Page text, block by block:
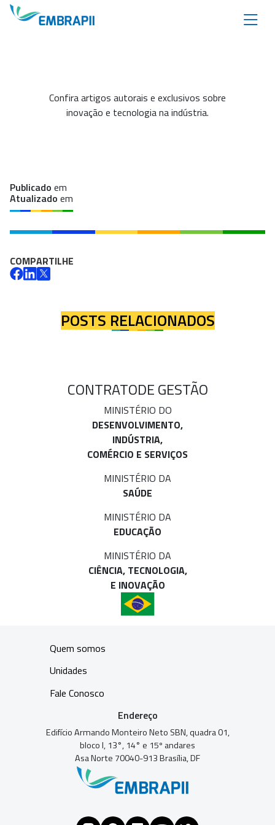
Confira artigos autorais e exclusivos sobre
inovação e tecnologia na indústria.
Publicado em
Atualizado em
COMPARTILHE
POSTS RELACIONADOS
CONTRATODE GESTÃO
MINISTÉRIO DO
DESENVOLVIMENTO,
INDÚSTRIA,
COMÉRCIO E SERVIÇOS
MINISTÉRIO DA
SAÚDE
MINISTÉRIO DA
EDUCAÇÃO
MINISTÉRIO DA
CIÊNCIA, TECNOLOGIA,
E INOVAÇÃO
Quem somos
Unidades
Fale Conosco
Endereço
Edifício Armando Monteiro Neto SBN, quadra 01,
bloco I, 13°, 14° e 15º andares
Asa Norte 70040-913 Brasília, DF